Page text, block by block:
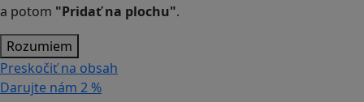
a potom "Pridať na plochu".
Rozumiem
Preskočiť na obsah
Darujte nám 2 %